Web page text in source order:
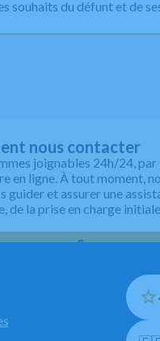
souhaits du défunt et de
nous contacter
joignables 24h/24,
en ligne. À tout moment,
guider et assurer une
de la prise en charge